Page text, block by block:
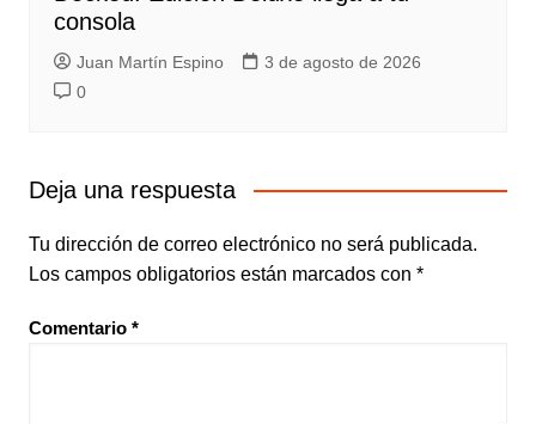
consola
Juan Martín Espino
3 de agosto de 2026
0
Deja una respuesta
Tu dirección de correo electrónico no será publicada.
Los campos obligatorios están marcados con *
Comentario *